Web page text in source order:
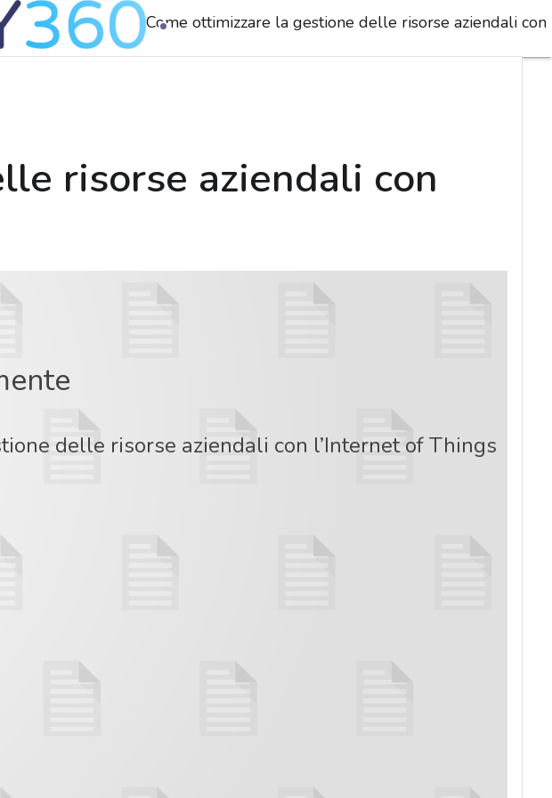
Come ottimizzare la gestione delle risorse aziendali con
risorse aziendali con
delle risorse aziendali con l’Internet of Things